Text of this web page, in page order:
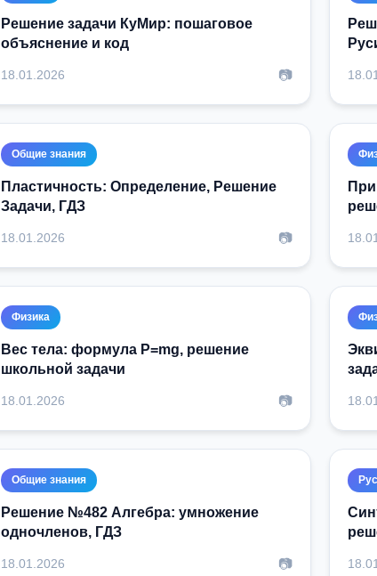
Решение задачи КуМир: пошаговое
объяснение и код
18.01.2026 📷
Общие знания
Пластичность: Определение, Решение
Задачи, ГДЗ
18.01.2026 📷
Физика
Вес тела: формула P=mg, решение
школьной задачи
18.01.2026 📷
Общие знания
Решение №482 Алгебра: умножение
одночленов, ГДЗ
18.01.2026 📷